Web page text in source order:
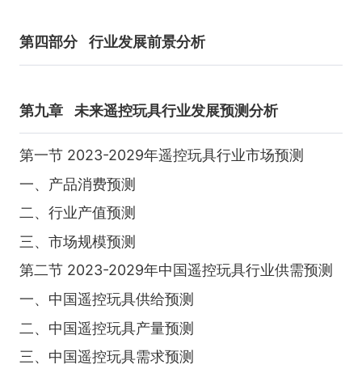
第四部分 行业发展前景分析
第九章 未来遥控玩具行业发展预测分析
第一节 2023-2029年遥控玩具行业市场预测
一、产品消费预测
二、行业产值预测
三、市场规模预测
第二节 2023-2029年中国遥控玩具行业供需预测
一、中国遥控玩具供给预测
二、中国遥控玩具产量预测
三、中国遥控玩具需求预测